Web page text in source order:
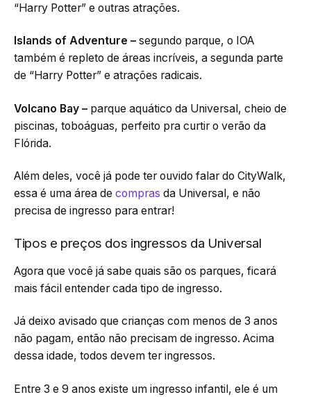
“Harry Potter” e outras atrações.
Islands of Adventure – segundo parque, o IOA
também é repleto de áreas incríveis, a segunda parte
de “Harry Potter” e atrações radicais.
Volcano Bay – parque aquático da Universal, cheio de
piscinas, toboáguas, perfeito pra curtir o verão da
Flórida.
Além deles, você já pode ter ouvido falar do CityWalk,
essa é uma área de compras da Universal, e não
precisa de ingresso para entrar!
Tipos e preços dos ingressos da Universal
Agora que você já sabe quais são os parques, ficará
mais fácil entender cada tipo de ingresso.
Já deixo avisado que crianças com menos de 3 anos
não pagam, então não precisam de ingresso. Acima
dessa idade, todos devem ter ingressos.
Entre 3 e 9 anos existe um ingresso infantil, ele é um